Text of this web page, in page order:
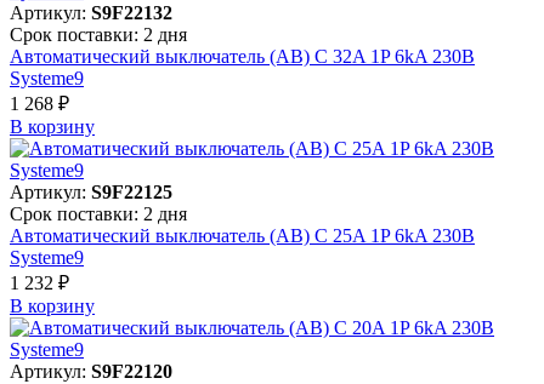
Артикул: S9F22132
Срок поставки: 2 дня
Автоматический выключатель (АВ) C 32A 1P 6kA 230В
Systeme9
1 268 ₽
В корзинy
Артикул: S9F22125
Срок поставки: 2 дня
Автоматический выключатель (АВ) C 25A 1P 6kA 230В
Systeme9
1 232 ₽
В корзинy
Артикул: S9F22120